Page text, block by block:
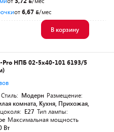
от6,67 /мес
В корзину
Pro НПБ 02-5x40-101 6193/5
Стиль: Модерн Размещение:
комната, Кухня, Прихожая,
E27 Тип лампы:
Максимальная мощность
Вт